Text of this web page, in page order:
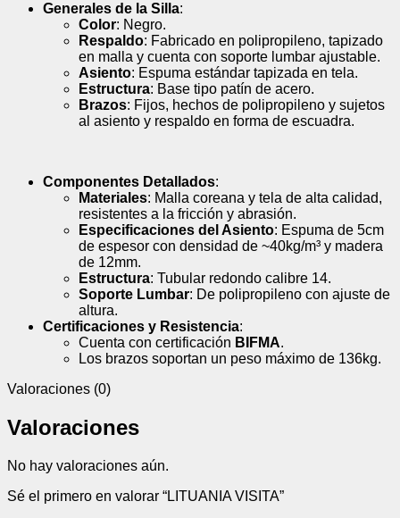
Generales de la Silla:
Color: Negro.
Respaldo: Fabricado en polipropileno, tapizado
en malla y cuenta con soporte lumbar ajustable.
Asiento: Espuma estándar tapizada en tela.
Estructura: Base tipo patín de acero.
Brazos: Fijos, hechos de polipropileno y sujetos
al asiento y respaldo en forma de escuadra.
Componentes Detallados:
Materiales: Malla coreana y tela de alta calidad,
resistentes a la fricción y abrasión.
Especificaciones del Asiento: Espuma de 5cm
de espesor con densidad de ~40kg/m³ y madera
de 12mm.
Estructura: Tubular redondo calibre 14.
Soporte Lumbar: De polipropileno con ajuste de
altura.
Certificaciones y Resistencia:
Cuenta con certificación BIFMA.
Los brazos soportan un peso máximo de 136kg.
Valoraciones (0)
Valoraciones
No hay valoraciones aún.
Sé el primero en valorar “LITUANIA VISITA”